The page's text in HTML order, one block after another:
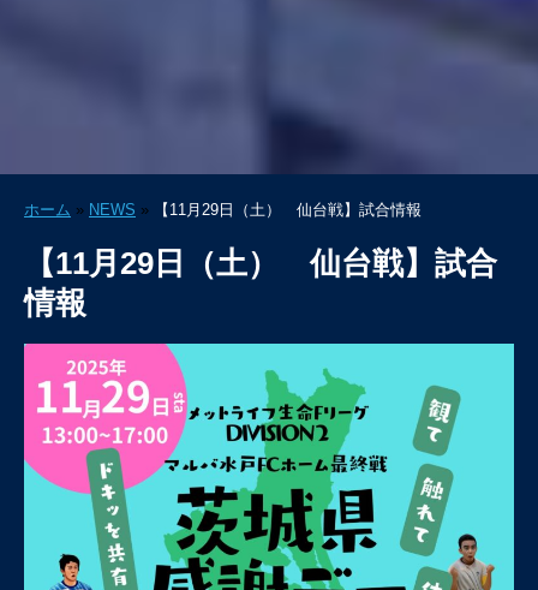
ホーム » NEWS » 【11月29日（土） 仙台戦】試合情報
【11月29日（土） 仙台戦】試合
情報